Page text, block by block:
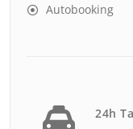
Autobooking
24h